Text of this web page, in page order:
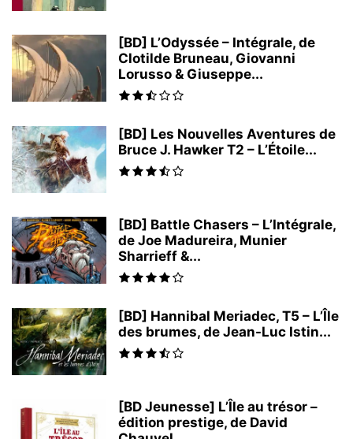
[BD] L’Odyssée – Intégrale, de
Clotilde Bruneau, Giovanni
Lorusso & Giuseppe...
[BD] Les Nouvelles Aventures de
Bruce J. Hawker T2 – L’Étoile...
[BD] Battle Chasers – L’Intégrale,
de Joe Madureira, Munier
Sharrieff &...
[BD] Hannibal Meriadec, T5 – L’Île
des brumes, de Jean-Luc Istin...
[BD Jeunesse] L’Île au trésor –
édition prestige, de David